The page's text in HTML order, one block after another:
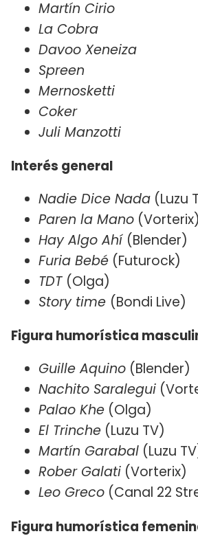
Martín Cirio
La Cobra
Davoo Xeneiza
Spreen
Mernosketti
Coker
Juli Manzotti
Interés general
Nadie Dice Nada (Luzu
Paren la Mano (Vorterix)
Hay Algo Ahí (Blender)
Furia Bebé (Futurock)
TDT (Olga)
Story time (Bondi Live)
Figura humorística
Guille Aquino (Blender)
Nachito Saralegui
Palao Khe (Olga)
El Trinche (Luzu TV)
Martín Garabal (Luzu
Rober Galati (Vorterix)
Leo Greco (Canal 22
Figura humorística